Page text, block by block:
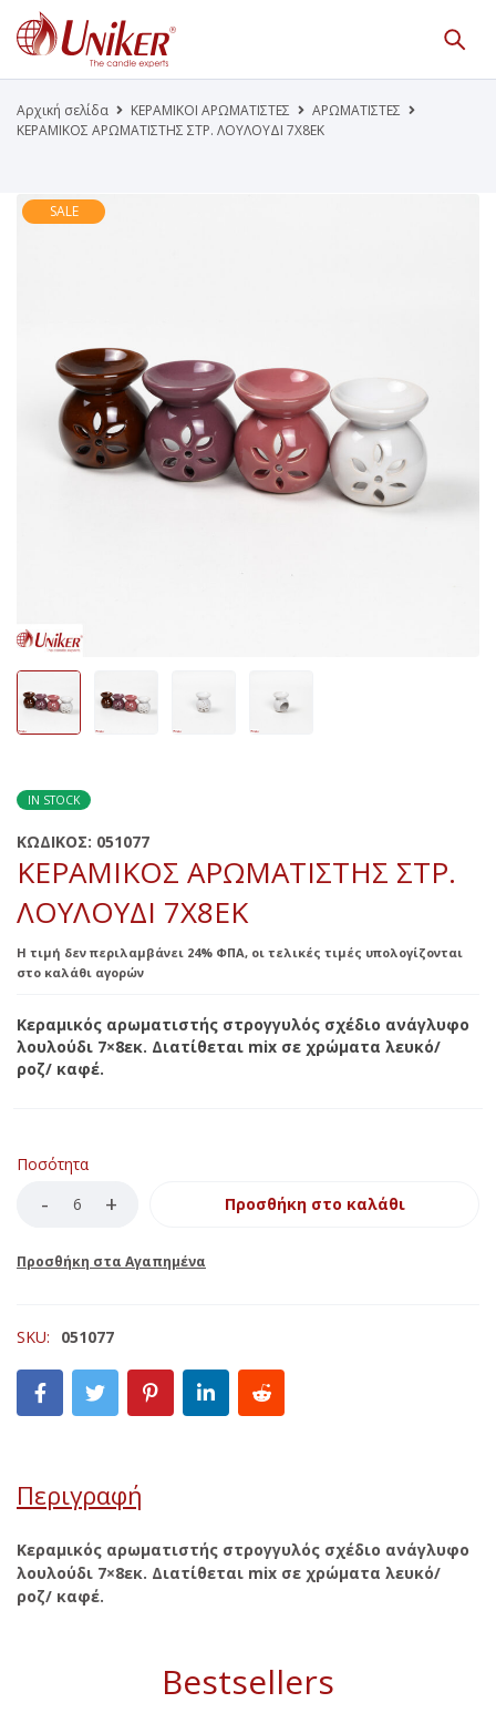
Κατάλογος Προϊόντων
Γίνε Συνεργάτης μας
Αρχική σελίδα ΚΕΡΑΜΙΚΟΙ ΑΡΩΜΑΤΙΣΤΕΣ
ΑΡΩΜΑΤΙΣΤΕΣ
ΚΕΡΑΜΙΚΟΣ ΑΡΩΜΑΤΙΣΤΗΣ ΣΤΡ. ΛΟΥΛΟΥΔΙ 7X8ΕΚ
SALE
IN STOCK
ΚΩΔΙΚΟΣ: 051077
ΚΕΡΑΜΙΚΟΣ ΑΡΩΜΑΤΙΣΤΗΣ ΣΤΡ.
ΛΟΥΛΟΥΔΙ 7X8ΕΚ
Η τιμή δεν περιλαμβάνει 24% ΦΠΑ, οι τελικές τιμές υπολογίζονται
στο καλάθι αγορών
Κεραμικός αρωματιστής στρογγυλός σχέδιο ανάγλυφο
λουλούδι 7×8εκ. Διατίθεται mix σε χρώματα λευκό/
ροζ/ καφέ.
Ποσότητα
Προσθήκη στο καλάθι
SKU: 051077
Περιγραφή
Κεραμικός αρωματιστής στρογγυλός σχέδιο ανάγλυφο
λουλούδι 7×8εκ. Διατίθεται mix σε χρώματα λευκό/
ροζ/ καφέ.
Bestsellers